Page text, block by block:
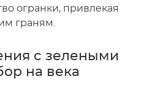
огранки, привлекая
граням.
с зелеными
на века